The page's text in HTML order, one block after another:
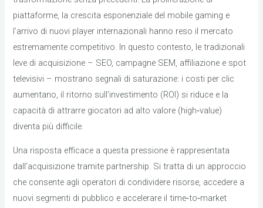
piattaforme, la crescita esponenziale del mobile gaming e
l’arrivo di nuovi player internazionali hanno reso il mercato
estremamente competitivo. In questo contesto, le tradizionali
leve di acquisizione – SEO, campagne SEM, affiliazione e spot
televisivi – mostrano segnali di saturazione: i costi per clic
aumentano, il ritorno sull’investimento (ROI) si riduce e la
capacità di attrarre giocatori ad alto valore (high‑value)
diventa più difficile.
Una risposta efficace a questa pressione è rappresentata
dall’acquisizione tramite partnership. Si tratta di un approccio
che consente agli operatori di condividere risorse, accedere a
nuovi segmenti di pubblico e accelerare il time‑to‑market